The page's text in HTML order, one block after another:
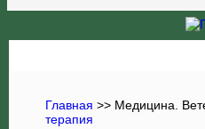
Главная >> Медицина.
терапия